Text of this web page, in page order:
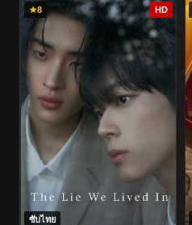
★8 HD
ซับไทย